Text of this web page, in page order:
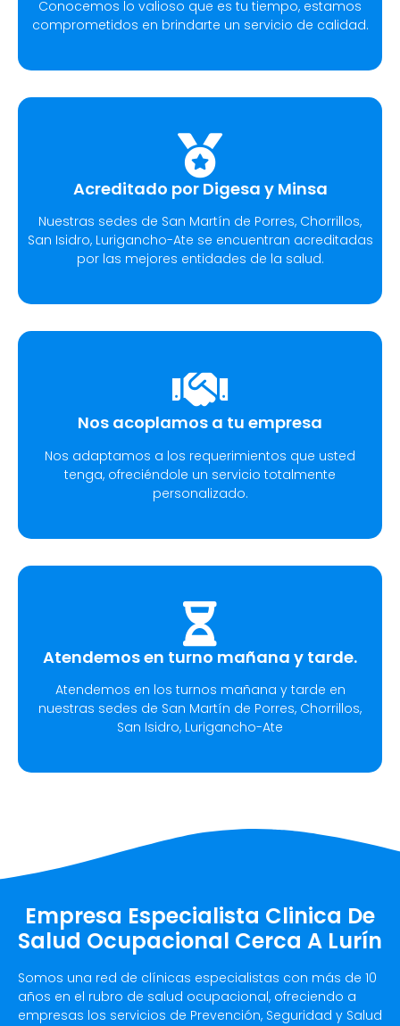
Conocemos lo valioso que es tu tiempo, estamos
comprometidos en brindarte un servicio de calidad.
Acreditado por Digesa y Minsa​
Nuestras sedes de San Martín de Porres, Chorrillos,
San Isidro, Lurigancho-Ate se encuentran acreditadas
por las mejores entidades de la salud.
Nos acoplamos a tu empresa
Nos adaptamos a los requerimientos que usted
tenga, ofreciéndole un servicio totalmente
personalizado.
Atendemos en turno mañana y tarde.
Atendemos en los turnos mañana y tarde en
nuestras sedes de San Martín de Porres, Chorrillos,
San Isidro, Lurigancho-Ate
Empresa Especialista Clinica De
Salud Ocupacional Cerca A Lurín
Somos una red de clínicas especialistas con más de 10
años en el rubro de salud ocupacional, ofreciendo a
empresas los servicios de Prevención, Seguridad y Salud